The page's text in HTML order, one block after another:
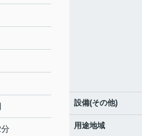
分
設備(その他)
用途地域